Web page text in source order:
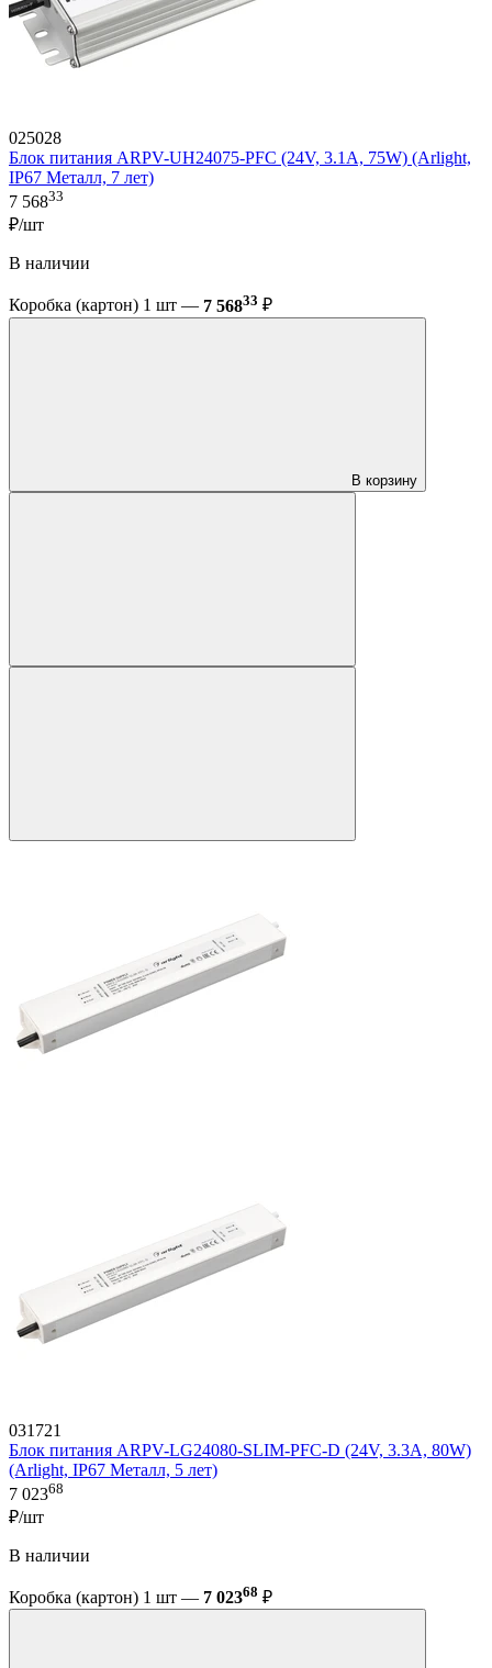
025028
Блок питания ARPV-UH24075-PFC (24V, 3.1A, 75W) (Arlight,
IP67 Металл, 7 лет)
7 56833
₽/шт
В наличии
Коробка (картон) 1 шт — 7 56833 ₽
В корзину
031721
Блок питания ARPV-LG24080-SLIM-PFC-D (24V, 3.3A, 80W)
(Arlight, IP67 Металл, 5 лет)
7 02368
₽/шт
В наличии
Коробка (картон) 1 шт — 7 02368 ₽